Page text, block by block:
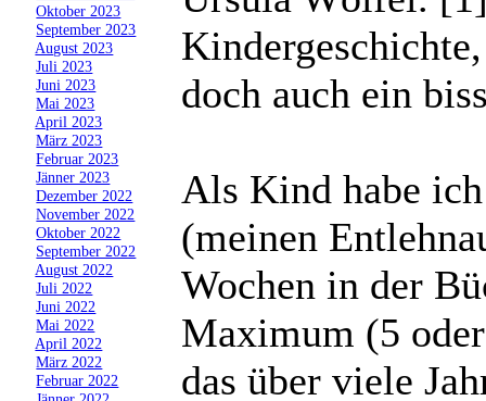
»Oktober 2023
September 2023
August 2023
»Juli 2023
»Juni 2023
»Mai 2023
April 2023
»März 2023
»Februar 2023
»Jänner 2023
»Dezember 2022
»November 2022
»Oktober 2022
September 2022
August 2022
»Juli 2022
»Juni 2022
»Mai 2022
April 2022
»März 2022
»Februar 2022
doch auch ein
Als Kind habe
(meinen
Wochen in der
Maximum (5
das über viele